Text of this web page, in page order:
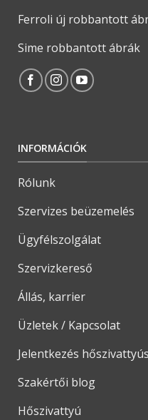
Ferroli új robbantott
Sime robbantott ábrák
INFORMÁCIÓK
Rólunk
Szervizes beüzemelés
Ügyfélszolgálat
Szervizkereső
Állás, karrier
Üzletek / Kapcsolat
Jelentkezés
Szakértői blog
Hőszivattyú